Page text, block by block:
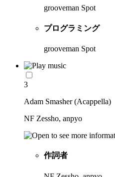
grooveman Spot
プログラミング
grooveman Spot
3
Adam Smasher (Acappella)
NF Zessho, anpyo
作詞者